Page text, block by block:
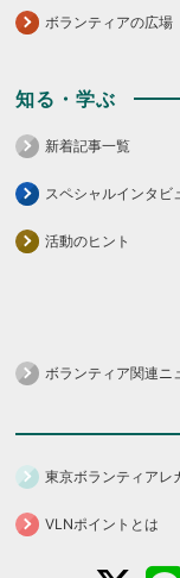
ボランティアの広場
知る・学ぶ
新着記事一覧
スペシャルインタビ
活動のヒント
ボランティア関連ニ
東京ボランティアレ
VLNポイントとは